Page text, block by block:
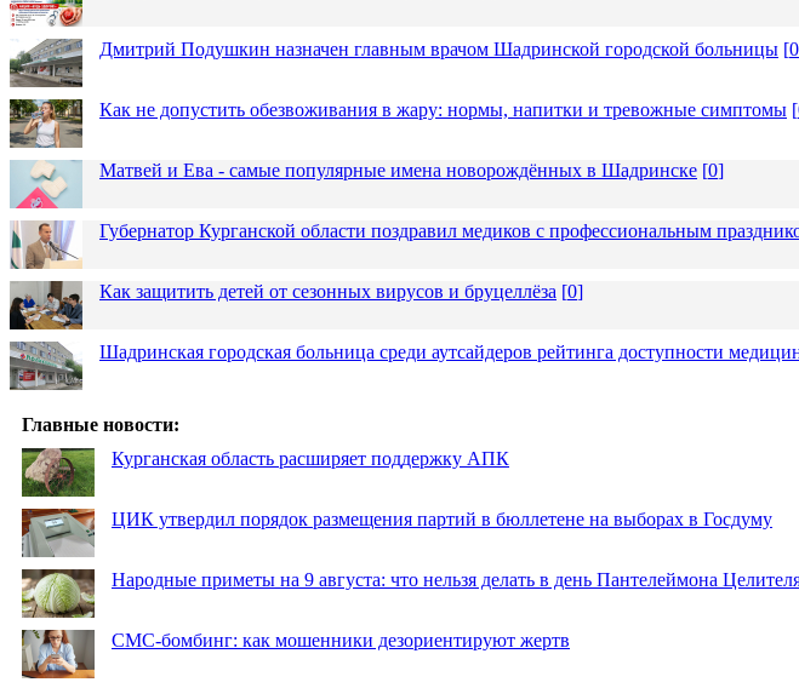
Дмитрий Подушкин назначен главным врачом Шадринской городской больницы [0
Как не допустить обезвоживания в жару: нормы, напитки и тревожные симптомы [
Матвей и Ева - самые популярные имена новорождённых в Шадринске [0]
Губернатор Курганской области поздравил медиков с профессиональным
Как защитить детей от сезонных вирусов и бруцеллёза [0]
Шадринская городская больница среди аутсайдеров рейтинга доступности
Главные новости:
Курганская область расширяет поддержку АПК
ЦИК утвердил порядок размещения партий в бюллетене на выборах в Госдуму
Народные приметы на 9 августа: что нельзя делать в день Пантелеймона
СМС-бомбинг: как мошенники дезориентируют жертв